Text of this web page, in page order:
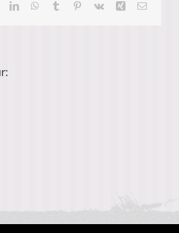
LinkedInWhatsApp
Tumblr Pinterest
Vk Xing E-